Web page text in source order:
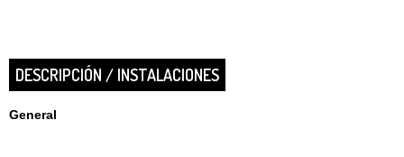
DESCRIPCIÓN / INSTALACIONES
General